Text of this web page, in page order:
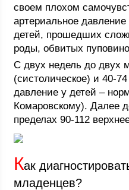
своем плохом
артериальное давление
детей, прошедших
роды, обвитых
С двух недель до двух
(систолическое) и 40-
давление у детей –
Комаровскому). Далее
пределах 90-112
Как
младенцев?